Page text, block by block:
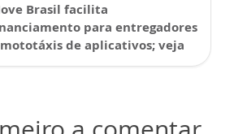
Brasil facilita
para entregadores
de aplicativos; veja